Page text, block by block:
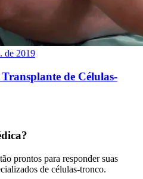
de 2019
de Células-
prontos para responder suas
de células-tronco.